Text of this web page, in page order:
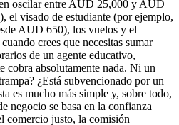
oscilar entre AUD 25,000 y AUD
el visado de estudiante (por ejemplo,
AUD 650), los vuelos y el
crees que necesitas sumar
de un agente educativo,
absolutamente nada. Ni un
¿Está subvencionado por un
es mucho más simple y, sobre todo,
negocio se basa en la confianza
comercio justo, la comisión